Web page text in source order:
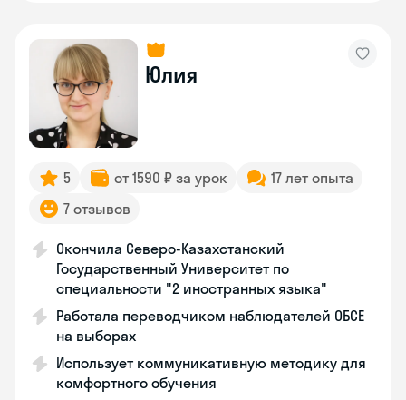
Юлия
5 от 1590 ₽ за урок
17 лет опыта
7 отзывов
Окончила Северо-Казахстанский
Государственный Университет по
специальности "2 иностранных языка"
Работала переводчиком наблюдателей ОБСЕ
на выборах
Использует коммуникативную методику для
комфортного обучения